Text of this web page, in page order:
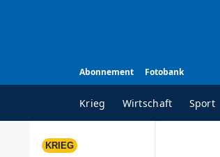
Abonnement Fotobank
Krieg Wirtschaft Sport
KRIEG